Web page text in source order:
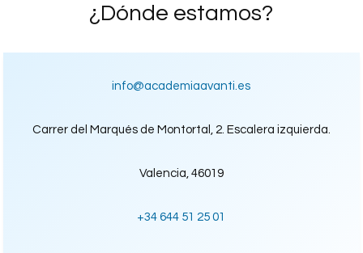
¿Dónde estamos?
info@academiaavanti.es
Carrer del Marqués de Montortal, 2. Escalera izquierda.
Valencia, 46019
+34 644 51 25 01